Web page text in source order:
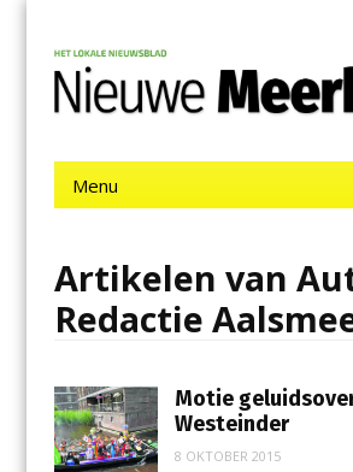
contentNieuwe
Menu
Artikelen van
Redactie
Motie
Westeinder
8 OKTOBER 2015